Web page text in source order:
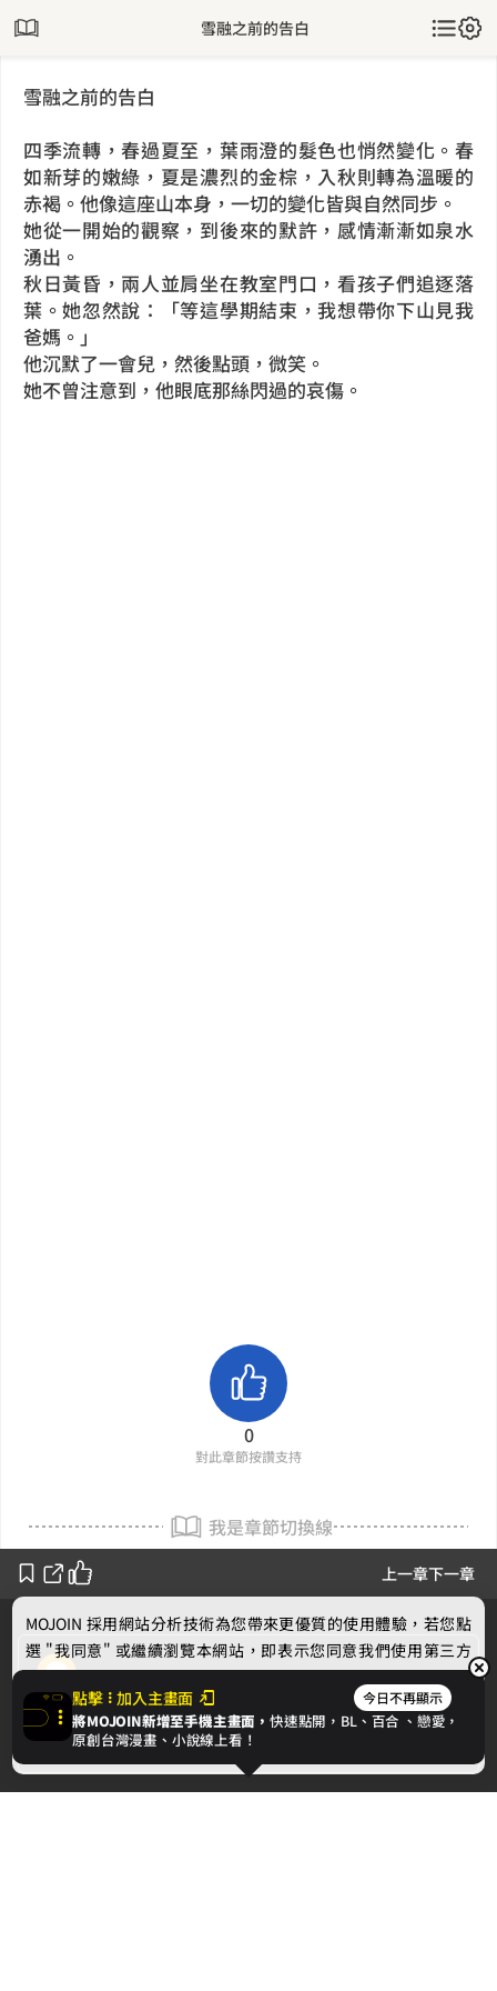
雪融之前的告白
上一章下一章
雪融之前的告白
四季流轉，春過夏至，葉雨澄的髮色也悄然變化。春
如新芽的嫩綠，夏是濃烈的金棕，入秋則轉為溫暖的
赤褐。他像這座山本身，一切的變化皆與自然同步。
她從一開始的觀察，到後來的默許，感情漸漸如泉水
湧出。
秋日黃昏，兩人並肩坐在教室門口，看孩子們追逐落
葉。她忽然說：「等這學期結束，我想帶你下山見我
爸媽。」
他沉默了一會兒，然後點頭，微笑。
她不曾注意到，他眼底那絲閃過的哀傷。
0
對此章節按讚支持
我是章節切換線
ya
作者的話
點擊 加入主畫面 今日不再顯示
將MOJOIN新增至手機主畫面，快速點開，BL、 百合 、戀愛，
原創台灣漫畫、小說線上看！
MOJOIN 採用網站分析技術為您帶來更優質的使用體驗，若您點
選 "我同意" 或繼續瀏覽本網站，即表示您同意我們使用第三方
Cookie，欲瞭解更多資訊請見隱私權政策。
我同意